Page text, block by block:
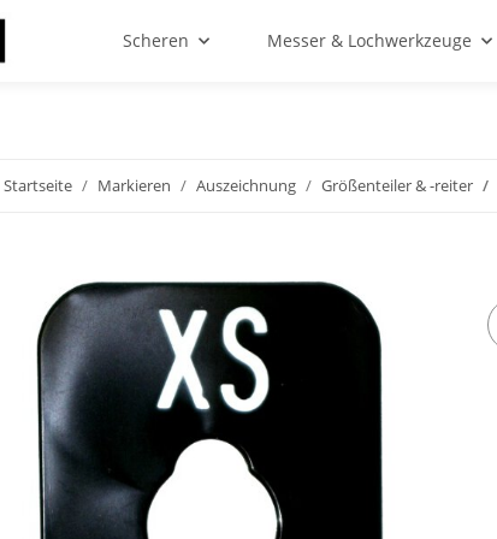
Scheren Messer & Lochwerkzeuge
Startseite Markieren Auszeichnung Größenteiler & -reiter